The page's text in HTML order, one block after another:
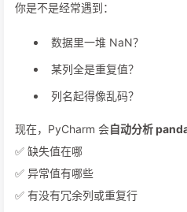
你是不是经常遇到：
数据里一堆 NaN？
某列全是重复值？
列名起得像乱码？
现在，PyCharm 会自动分析
✅ 缺失值在哪
✅ 异常值有哪些
✅ 有没有冗余列或重复行